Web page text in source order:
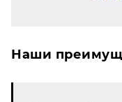
Наши